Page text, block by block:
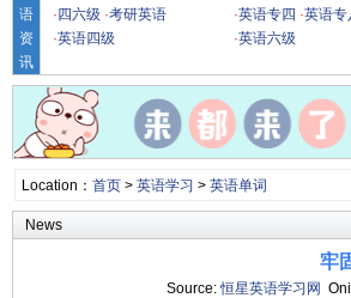
语
资
讯
· 四六级 ·考研英语 ·英语专四 ·英语专
·英语四级 ·英语六级
Location： 首页> 英语学习 > 英语单词
News
牢
Source:恒星英语学习网